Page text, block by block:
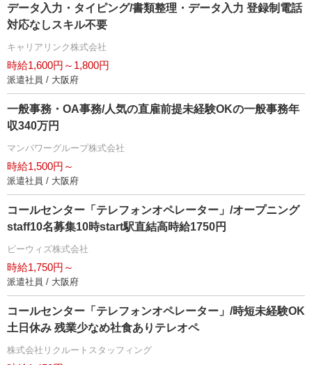
データ入力・タイピング/書類整理・データ入力 登録制電話
対応なしスキル不要
キャリアリンク株式会社
時給1,600円～1,800円
派遣社員 / 大阪府
一般事務・OA事務/人気の直雇前提未経験OKの一般事務年
収340万円
マンパワーグループ株式会社
時給1,500円～
派遣社員 / 大阪府
コールセンター「テレフォンオペレーター」/オープニング
staff10名募集10時start駅直結高時給1750円
ビーウィズ株式会社
時給1,750円～
派遣社員 / 大阪府
コールセンター「テレフォンオペレーター」/時短未経験OK
土日休み 残業少なめ社食ありテレオペ
株式会社リクルートスタッフィング